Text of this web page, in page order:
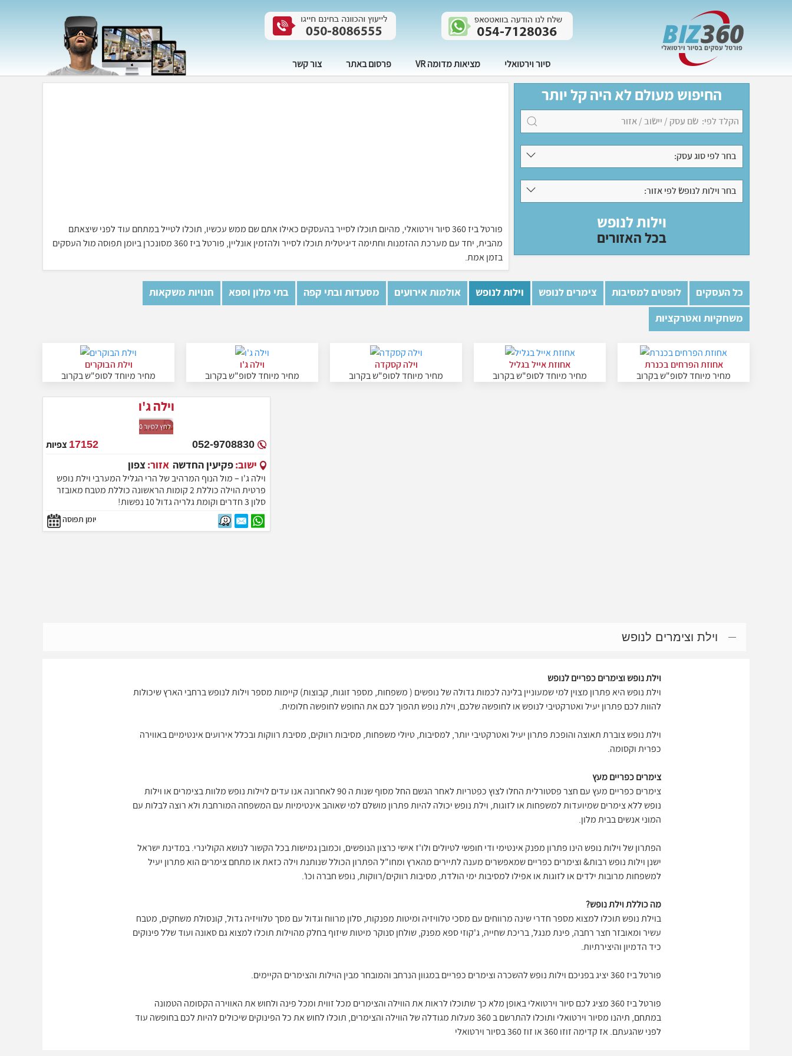
סיור וירטואלי מציאות מדומה VR פרסום באתר צור קשר
פורטל ביז 360 סיור וירטואלי, מהיום תוכלו לסייר בהעסקים כאילו אתם שם ממש עכשיו, תוכלו לטייל במתחם עוד לפני שיצאתם
מהבית, יחד עם מערכת ההזמנות וחתימה דיגיטלית תוכלו לסייר ולהזמין אונליין, פורטל ביז 360 מסונכרן ביומן תפוסה מול העסקים
בזמן אמת.
החיפוש מעולם לא היה קל יותר
בחר לפי סוג עסק:
בחר וילות לנופש לפי אזור:
וילות לנופש
בכל האזורים
כל העסקים לופטים למסיבות צימרים לנופש וילות לנופש אולמות אירועים מסעדות ובתי קפה בתי מלון וספא
חנויות משקאות
משחקיות ואטרקציות
וילת הבוקרים
מחיר מיוחד לסופ"ש בקרוב
וילה ג'ו
מחיר מיוחד לסופ"ש בקרוב
וילה קסקדה
מחיר מיוחד לסופ"ש בקרוב
אחוזת אייל בגליל
מחיר מיוחד לסופ"ש בקרוב
אחוזת הפרחים בכנרת
מחיר מיוחד לסופ"ש בקרוב
וילה ג'ו
לחץ לסיור 360
052-9708830
17152 צפיות
ישוב:פקיעין החדשה אזור:צפון
וילה ג'ו – מול הנוף המרהיב של הרי הגליל המערבי וילת נופש
פרטית הוילה כוללת 2 קומות הראשונה כוללת מטבח מאובזר
סלון 3 חדרים וקומת גלריה גדול 10 נפשות!
יומן תפוסה
וילת וצימרים לנופש
וילת נופש וצימרים כפריים לנופש
וילת נופש היא פתרון מצוין למי שמעוניין בלינה לכמות גדולה של נופשים ( משפחות, מספר זוגות, קבוצות) קיימות מספר וילות לנופש ברחבי הארץ שיכולות
להוות לכם פתרון יעיל ואטרקטיבי לנופש או לחופשה שלכם, וילת נופש תהפוך לכם את החופש לחופשה חלומית.
וילת נופש צוברת תאוצה והופכת פתרון יעיל ואטרקטיבי יותר, למסיבות, טיולי משפחות, מסיבות רווקים, מסיבת רווקות ובכלל אירועים אינטימיים באווירה
כפרית וקסומה.
צימרים כפריים מעץ
צימרים כפריים מעץ עם חצר פסטורלית החלו לצוץ כפטריות לאחר הגשם החל מסוף שנות ה 90 לאחרונה אנו עדים לוילות נופש מלוות בצימרים או וילות
נופש ללא צימרים שמיועדות למשפחות או לזוגות, וילת נופש יכולה להיות פתרון מושלם למי שאוהב אינטימיות עם המשפחה המורחבת ולא רוצה לבלות עם
המוני אנשים בבית מלון.
הפתרון של וילות נופש הינו פתרון מפנק אינטימי ודי חופשי לטיולים ולו'ז אישי כרצון הנופשים, וכמובן גמישות בכל הקשור לנושא הקולינרי. במדינת ישראל
ישנן וילות נופש רבות& וצימרים כפריים שמאפשרים מענה לתיירים מהארץ ומחו"ל הפתרון הכולל שנותנת וילה כזאת או מתחם צימרים הוא פתרון יעיל
למשפחות מרובות ילדים או לזוגות או אפילו למסיבות ימי הולדת, מסיבות רווקים/רווקות, נופש חברה וכו'.
מה כוללת וילת נופש?
בוילת נופש תוכלו למצוא מספר חדרי שינה מרווחים עם מסכי טלוויזיה ומיטות מפנקות, סלון מרווח וגדול עם מסך טלוויזיה גדול, קונסולת משחקים, מטבח
עשיר ומאובזר חצר רחבה, פינת מנגל, בריכת שחייה, ג'קוזי ספא מפנק, שולחן סנוקר מיטות שיזוף בחלק מהוילות תוכלו למצוא גם סאונה ועוד שלל פינוקים
כיד הדמיון והיצירתיות.
פורטל ביז 360 יציג בפניכם וילות נופש להשכרה וצימרים כפריים במגוון הנרחב והמובחר מבין הוילות והצימרים הקיימים.
פורטל ביז 360 מציג לכם סיור וירטואלי באופן מלא כך שתוכלו לראות את הווילה והצימרים מכל זווית ומכל פינה ולחוש את האווירה הקסומה הטמונה
במתחם, תיהנו מסיור וירטואלי ותוכלו להתרשם ב 360 מעלות מגודלה של הווילה והצימרים, תוכלו לחוש את כל הפינוקים שיכולים להיות לכם בחופשה עוד
לפני שהגעתם. אז קדימה זוזו 360 או זוז 360 בסיור וירטואלי